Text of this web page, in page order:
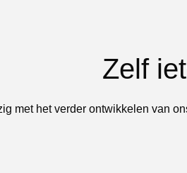
Zelf
met het verder ontwikkelen van